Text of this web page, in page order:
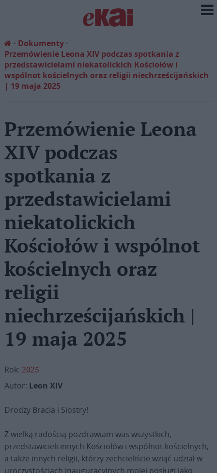
Dokumenty
Przemówienie Leona XIV podczas spotkania z
przedstawicielami niekatolickich Kościołów i
wspólnot kościelnych oraz religii niechrześcijańskich
| 19 maja 2025
Przemówienie Leona
XIV podczas
spotkania z
przedstawicielami
niekatolickich
Kościołów i wspólnot
kościelnych oraz
religii
niechrześcijańskich |
19 maja 2025
Rok: 2025
Autor: Leon XIV
Drodzy Bracia i Siostry!
Z wielką radością pozdrawiam was wszystkich,
przedstawicieli innych Kościołów i wspólnot kościelnych,
a także innych religii, którzy zechcieliście wziąć udział w
uroczystościach inauguracyjnych mojej posługi jako